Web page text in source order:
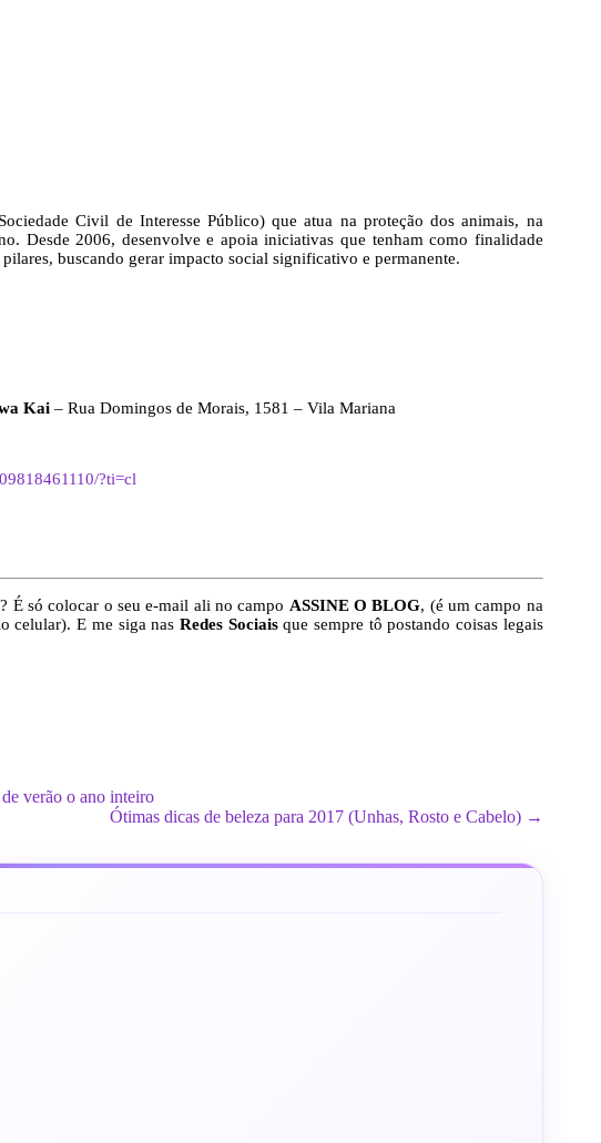
Civil de Interesse Público) que atua na proteção dos animais, na
Desde 2006, desenvolve e apoia iniciativas que tenham como finalidade
buscando gerar impacto social significativo e permanente.
Kai – Rua Domingos de Morais, 1581 – Vila Mariana
?ti=cl
É só colocar o seu e-mail ali no campo ASSINE O BLOG, (é um campo na
celular). E me siga nas Redes Sociaisque sempre tô postando coisas legais
verão o ano inteiro
Ótimas dicas de beleza para 2017 (Unhas, Rosto e Cabelo) →